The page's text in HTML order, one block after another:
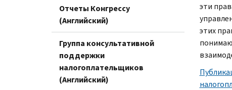
Отчеты Конгрессу
(Английский)
Группа консультативной
поддержки
налогоплательщиков
(Английский)
эти
этих